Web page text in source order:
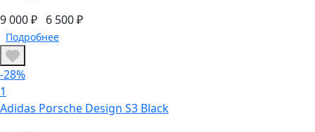
9 000 ₽ 6 500 ₽
Подробнее
-28%
1
Adidas Porsche Design S3 Black